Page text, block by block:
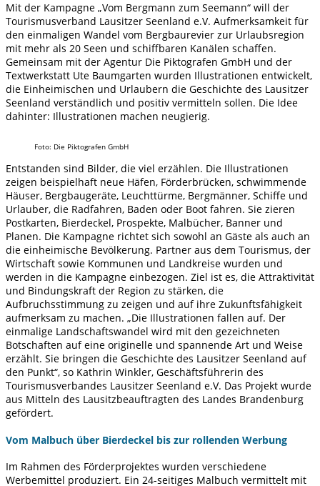
Mit der Kampagne „Vom Bergmann zum Seemann“ will der
Tourismusverband Lausitzer Seenland e.V. Aufmerksamkeit für
den einmaligen Wandel vom Bergbaurevier zur Urlaubsregion
mit mehr als 20 Seen und schiffbaren Kanälen schaffen.
Gemeinsam mit der Agentur Die Piktografen GmbH und der
Textwerkstatt Ute Baumgarten wurden Illustrationen entwickelt,
die Einheimischen und Urlaubern die Geschichte des Lausitzer
Seenland verständlich und positiv vermitteln sollen. Die Idee
dahinter: Illustrationen machen neugierig.
Foto: Die Piktografen GmbH
Entstanden sind Bilder, die viel erzählen. Die Illustrationen
zeigen beispielhaft neue Häfen, Förderbrücken, schwimmende
Häuser, Bergbaugeräte, Leuchttürme, Bergmänner, Schiffe und
Urlauber, die Radfahren, Baden oder Boot fahren. Sie zieren
Postkarten, Bierdeckel, Prospekte, Malbücher, Banner und
Planen. Die Kampagne richtet sich sowohl an Gäste als auch an
die einheimische Bevölkerung. Partner aus dem Tourismus, der
Wirtschaft sowie Kommunen und Landkreise wurden und
werden in die Kampagne einbezogen. Ziel ist es, die Attraktivität
und Bindungskraft der Region zu stärken, die
Aufbruchsstimmung zu zeigen und auf ihre Zukunftsfähigkeit
aufmerksam zu machen. „Die Illustrationen fallen auf. Der
einmalige Landschaftswandel wird mit den gezeichneten
Botschaften auf eine originelle und spannende Art und Weise
erzählt. Sie bringen die Geschichte des Lausitzer Seenland auf
den Punkt“, so Kathrin Winkler, Geschäftsführerin des
Tourismusverbandes Lausitzer Seenland e.V. Das Projekt wurde
aus Mitteln des Lausitzbeauftragten des Landes Brandenburg
gefördert.
Vom Malbuch über Bierdeckel bis zur rollenden Werbung
Im Rahmen des Förderprojektes wurden verschiedene
Werbemittel produziert. Ein 24-seitiges Malbuch vermittelt mit